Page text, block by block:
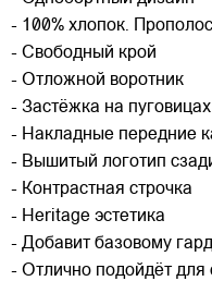
- 100% хлопок.
- Свободный крой
- Отложной воротник
- Застёжка на пуговицах
- Накладные передние
- Вышитый логотип
- Контрастная строчка
- Heritage эстетика
- Добавит базовому
- Отлично подойдёт